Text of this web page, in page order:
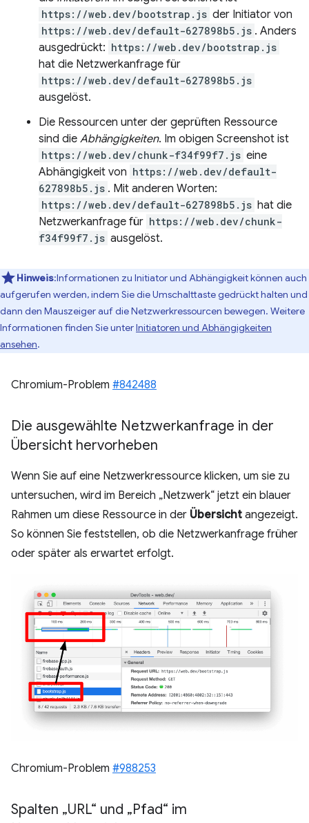
https://web.dev/bootstrap.js der Initiator von
https://web.dev/default-627898b5.js . Anders
ausgedrückt: https://web.dev/bootstrap.js
hat die Netzwerkanfrage für
https://web.dev/default-627898b5.js
ausgelöst.
Die Ressourcen unter der geprüften Ressource
sind die Abhängigkeiten. Im obigen Screenshot ist
https://web.dev/chunk-f34f99f7.js eine
Abhängigkeit von https://web.dev/default-
627898b5.js . Mit anderen Worten:
https://web.dev/default-627898b5.js hat die
Netzwerkanfrage für https://web.dev/chunk-
f34f99f7.js ausgelöst.
Hinweis:Informationen zu Initiator und Abhängigkeit können auch
aufgerufen werden, indem Sie die Umschalttaste gedrückt halten und
dann den Mauszeiger auf die Netzwerkressourcen bewegen. Weitere
Informationen finden Sie unterInitiatoren und Abhängigkeiten
ansehen.
Chromium-Problem #842488
Die ausgewählte Netzwerkanfrage in der
Übersicht hervorheben
Wenn Sie auf eine Netzwerkressource klicken, um sie zu
untersuchen, wird im Bereich „Netzwerk“ jetzt ein blauer
Rahmen um diese Ressource in der Übersicht angezeigt.
So können Sie feststellen, ob die Netzwerkanfrage früher
oder später als erwartet erfolgt.
Chromium-Problem #988253
Spalten „URL“ und „Pfad“ im